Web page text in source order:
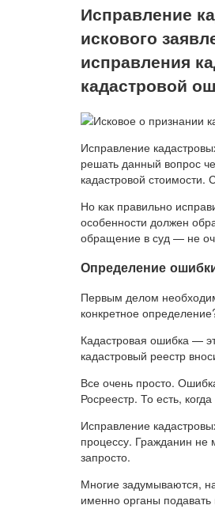
Исправление
искового
исправления
кадастровой
Исправление
решать данный вопрос
кадастровой стоимости.
Но как правильно
особенности должен
обращение в суд — не
Определение
Первым делом
конкретное
Кадастровая ошибка —
кадастровый реестр
Все очень просто.
Росреестр. То есть,
Исправление
процессу. Гражданин не
запросто.
Многие задумываются,
именно органы